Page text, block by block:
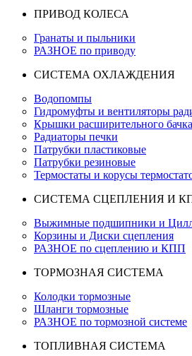
ПРИВОД КОЛЕСА
Гранаты и пыльники
РАЗНОЕ по приводу
СИСТЕМА ОХЛАЖДЕНИЯ
Водопомпы
Гидромуфты и вентиляторы
Крышки расширительного бачка
Радиаторы печки
Патрубки пластиковые
Патрубки резиновые
Термостаты и корусы
СИСТЕМА СЦЕПЛЕНИЯ И
Выжимные подшипники и
Корзины и Диски сцепления
РАЗНОЕ по сцеплению и КПП
ТОРМОЗНАЯ СИСТЕМА
Колодки тормозные
Шланги тормозные
РАЗНОЕ по тормозной системе
ТОПЛИВНАЯ СИСТЕМА